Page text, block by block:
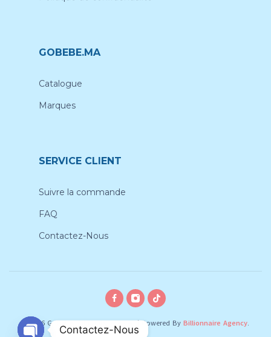
GOBEBE.MA
Catalogue
Marques
SERVICE CLIENT
Suivre la commande
FAQ
Contactez-Nous
© 2026 Gobebe, All rights reserved|Powered By Billionnaire Agency.
Contactez-Nous